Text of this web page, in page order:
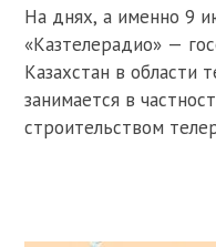
На днях, а именно 9
«Казтелерадио» —
Казахстан в области
занимается в
строительством